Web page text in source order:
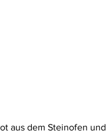
aus dem Steinofen und